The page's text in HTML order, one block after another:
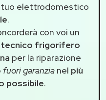
tuo elettrodomestico
.
con voi un
tecnico frigorifero
per la riparazione
fuori garanzianel più
possibile.